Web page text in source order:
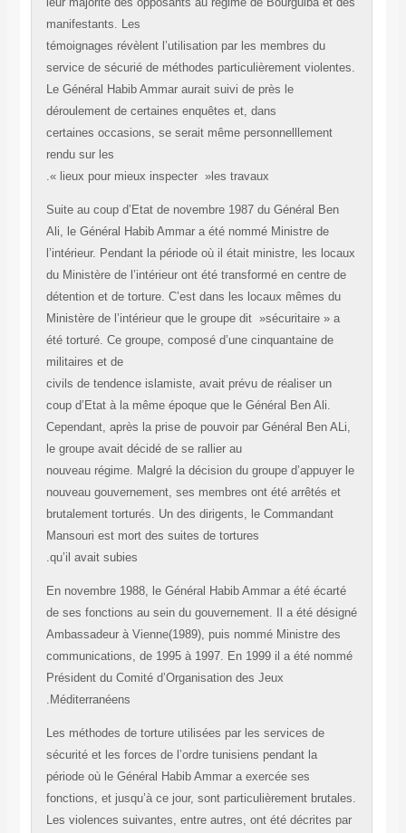
manifestants. Les
témoignages révèlent l’utilisation par les membres du
service de sécurié de méthodes particulièrement
Le Général Habib Ammar aurait suivi de près le
déroulement de certaines enquêtes et, dans
certaines occasions, se serait même personnelllement
lieux pour mieux inspecter »les travaux ».
Suite au coup d’Etat de novembre 1987 du Général
Ali, le Général Habib Ammar a été nommé Ministre de
l’intérieur. Pendant la période où il était ministre, les
du Ministère de l’intérieur ont été transformé en centre
détention et de torture. C’est dans les locaux mêmes
Ministère de l’intérieur que le groupe dit »sécuritaire »
été torturé. Ce groupe, composé d’une cinquantaine de
militaires et de
civils de tendence islamiste, avait prévu de réaliser un
coup d’Etat à la même époque que le Général Ben Ali.
Cependant, après la prise de pouvoir par Général Ben
le groupe avait décidé de se rallier au
nouveau régime. Malgré la décision du groupe
nouveau gouvernement, ses membres ont été arrêtés
brutalement torturés. Un des dirigents, le Commandant
Mansouri est mort des suites de tortures
qu’il avait subies.
En novembre 1988, le Général Habib Ammar a été
de ses fonctions au sein du gouvernement. Il a été
Ambassadeur à Vienne(1989), puis nommé Ministre
communications, de 1995 à 1997. En 1999 il a été
Président du Comité d’Organisation des Jeux
Méditerranéens.
Les méthodes de torture utilisées par les services de
sécurité et les forces de l’ordre tunisiens pendant la
période où le Général Habib Ammar a exercée ses
fonctions, et jusqu’à ce jour, sont particulièrement
Les violences suivantes, entre autres, ont été décrites